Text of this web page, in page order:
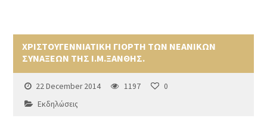
ΧΡΙΣΤΟΥΓΕΝΝΙΑΤΙΚΗ ΓΙΟΡΤΗ ΤΩΝ ΝΕΑΝΙΚΩΝ
ΣΥΝΑΞΕΩΝ ΤΗΣ Ι.Μ.ΞΑΝΘΗΣ.
22 December 2014 1197
0
Εκδηλώσεις